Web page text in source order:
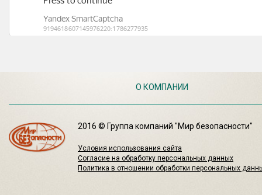
О КОМПАНИИ
2016 © Группа компаний "Мир безопасности"
Условия использования сайта
Согласие на обработку персональных данных
Политика в отношении обработки персональных